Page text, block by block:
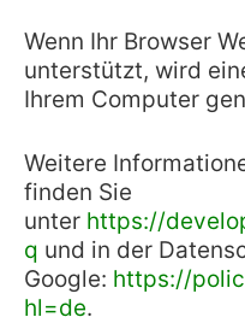
Wenn Ihr Browser
unterstützt, wird
Ihrem Computer
Weitere
finden Sie
unter https://
q und in der
Google: https://
hl=de.